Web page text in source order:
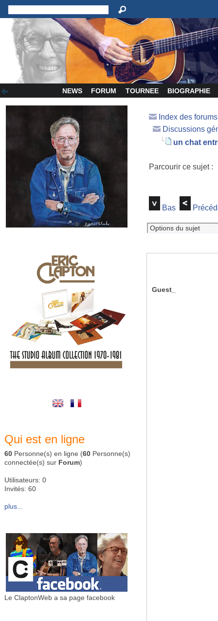
NEWS FORUM TOURNEE BIOGRAPHIE
Qui est en ligne
60 Personne(s) en ligne (60 Personne(s)
connectée(s) sur Forum)
Utilisateurs: 0
Invités: 60
plus...
Le ClaptonWeb a sa page facebook
Index des
Discussions
un chat
Parcourir ce sujet
Bas
Guest_